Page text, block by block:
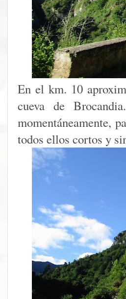
En el km. 10
cueva de
momentáneamente,
todos ellos cortos y